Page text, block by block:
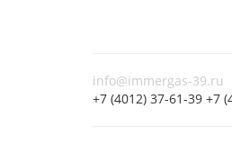
info@immergas-39.ru
+7 (4012) 37-61-39 +7